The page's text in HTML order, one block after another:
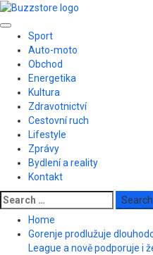
Skip
content
Primary
Menu
Sport
Auto-moto
Obchod
Energetika
Kultura
Zdravotnictví
Cestovní ruch
Lifestyle
Zprávy
Bydlení a reality
Kontakt
Search
for:
Home
Gorenje prodlužuje
League a nově podporuje i